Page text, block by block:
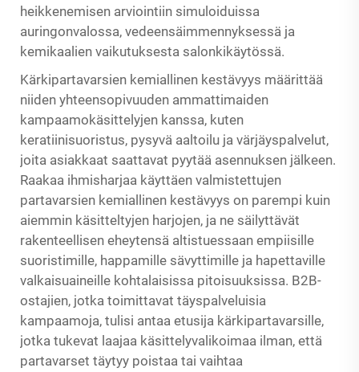
heikkenemisen arviointiin simuloiduissa
auringonvalossa, vedeensäimmennyksessä ja
kemikaalien vaikutuksesta salonkikäytössä.
Kärkipartavarsien kemiallinen kestävyys määrittää
niiden yhteensopivuuden ammattimaiden
kampaamokäsittelyjen kanssa, kuten
keratiinisuoristus, pysyvä aaltoilu ja värjäyspalvelut,
joita asiakkaat saattavat pyytää asennuksen jälkeen.
Raakaa ihmisharjaa käyttäen valmistettujen
partavarsien kemiallinen kestävyys on parempi kuin
aiemmin käsitteltyjen harjojen, ja ne säilyttävät
rakenteellisen eheytensä altistuessaan empiisille
suoristimille, happamille sävyttimille ja hapettaville
valkaisuaineille kohtalaisissa pitoisuuksissa. B2B-
ostajien, jotka toimittavat täyspalveluisia
kampaamoja, tulisi antaa etusija kärkipartavarsille,
jotka tukevat laajaa käsittelyvalikoimaa ilman, että
partavarset täytyy poistaa tai vaihtaa